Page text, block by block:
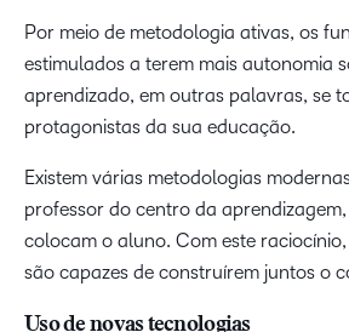
Por meio de metodologia ativas, os
estimulados a terem mais autonomia
aprendizado, em outras palavras, se
protagonistas da sua educação.
Existem várias metodologias
professor do centro da
colocam o aluno. Com este
são capazes de construírem juntos o
Uso de novas tecnologias